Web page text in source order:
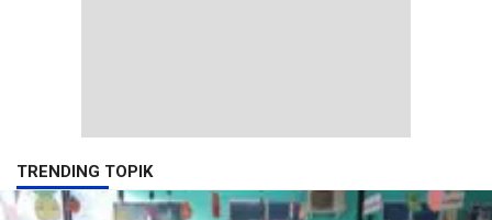
TRENDING TOPIK